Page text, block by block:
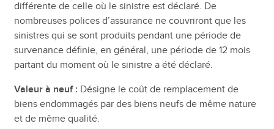
différente de celle où le sinistre est déclaré. De
nombreuses polices d’assurance ne couvriront que les
sinistres qui se sont produits pendant une période de
survenance définie, en général, une période de 12 mois
partant du moment où le sinistre a été déclaré.
Valeur à neuf : Désigne le coût de remplacement de
biens endommagés par des biens neufs de même nature
et de même qualité.